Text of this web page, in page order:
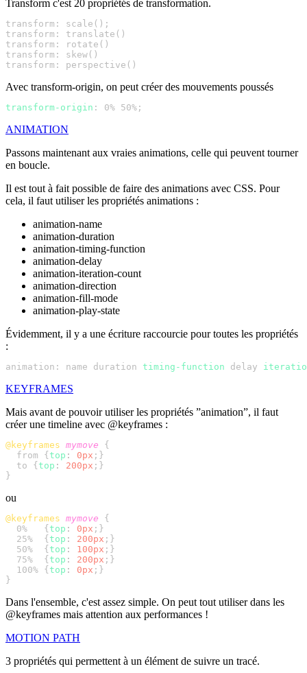
Transform c'est 20 propriétés de transformation.
Avec transform-origin, on peut créer des mouvements poussés
transform-origin
ANIMATION
Passons maintenant aux vraies animations, celle qui peuvent tourner
en boucle.
Il est tout à fait possible de faire des animations avec CSS. Pour
cela, il faut utiliser les propriétés animations :
animation-name
animation-duration
animation-timing-function
animation-delay
animation-iteration-count
animation-direction
animation-fill-mode
animation-play-state
Évidemment, il y a une écriture raccourcie pour toutes les propriétés
:
animation: name duration timing-function delay
KEYFRAMES
Mais avant de pouvoir utiliser les propriétés ”animation”, il faut
créer une timeline avec @keyframes :
@keyframes mymove
  from {
top : 0px
  to {
top : 200px
ou
@keyframes mymove
  0%   {
top : 0px
  25%  {
top : 200px
  50%  {
top : 100px
  75%  {
top : 200px
  100% {
top : 0px
Dans l'ensemble, c'est assez simple. On peut tout utiliser dans les
@keyframes mais attention aux performances !
MOTION PATH
3 propriétés qui permettent à un élément de suivre un tracé.